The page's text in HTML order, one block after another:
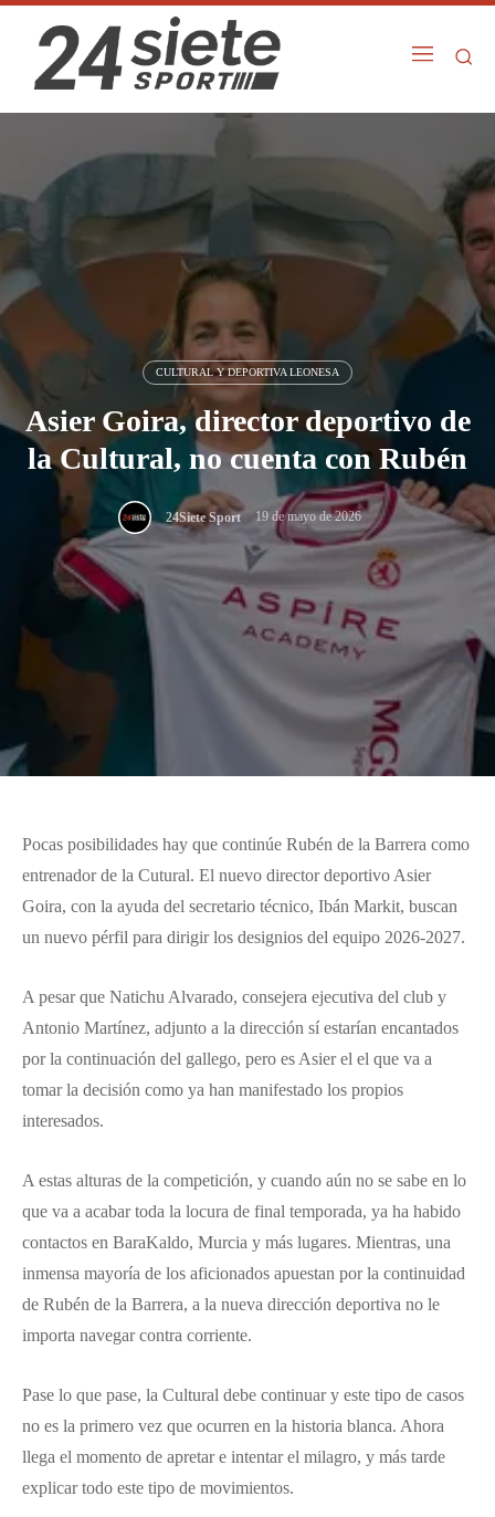
CULTURAL Y DEPORTIVA LEONESA
Asier Goira, director deportivo de
la Cultural, no cuenta con Rubén
24Siete Sport 19 de mayo de 2026
Pocas posibilidades hay que continúe Rubén de la Barrera como
entrenador de la Cutural. El nuevo director deportivo Asier
Goira, con la ayuda del secretario técnico, Ibán Markit, buscan
un nuevo pérfil para dirigir los designios del equipo 2026-2027.
A pesar que Natichu Alvarado, consejera ejecutiva del club y
Antonio Martínez, adjunto a la dirección sí estarían encantados
por la continuación del gallego, pero es Asier el el que va a
tomar la decisión como ya han manifestado los propios
interesados.
A estas alturas de la competición, y cuando aún no se sabe en lo
que va a acabar toda la locura de final temporada, ya ha habido
contactos en BaraKaldo, Murcia y más lugares. Mientras, una
inmensa mayoría de los aficionados apuestan por la continuidad
de Rubén de la Barrera, a la nueva dirección deportiva no le
importa navegar contra corriente.
Pase lo que pase, la Cultural debe continuar y este tipo de casos
no es la primero vez que ocurren en la historia blanca. Ahora
llega el momento de apretar e intentar el milagro, y más tarde
explicar todo este tipo de movimientos.